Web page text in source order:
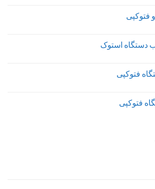
فتوکپی
دستگاه استوک
فتوکپی
فتوکپی